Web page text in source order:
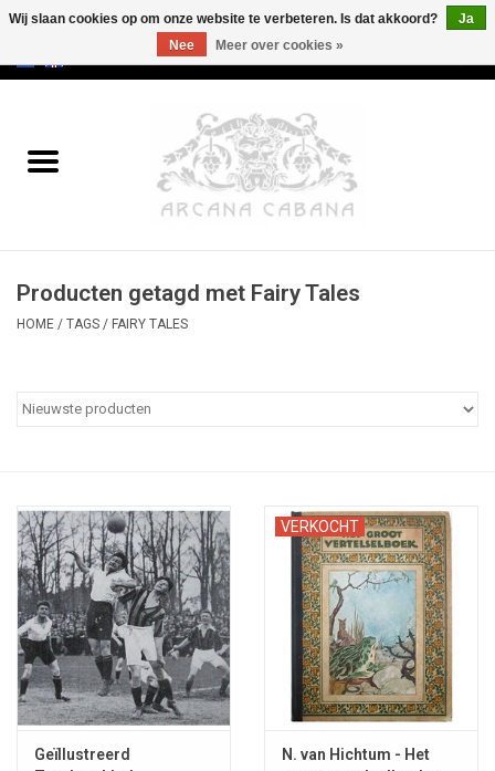
Oud & Zeldzaam
Erotica
Categorieën
Producten getagd met Fairy Tales
HOME / TAGS / FAIRY TALES
Geïllustreerd
VERKOCHT
N. van Hichtum - Het
Wij slaan cookies op om onze website te verbeteren. Is dat akkoord?
Ja
Nee
Meer over cookies »